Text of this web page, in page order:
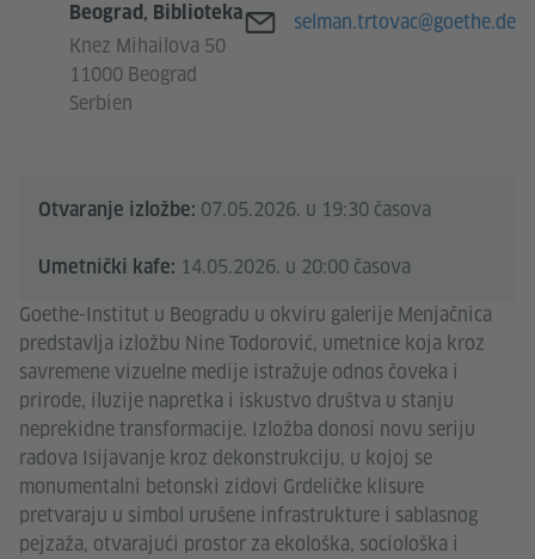
Otvaranje izložbe: 07.05.2026. u 19:30 časova
Umetnički kafe: 14.05.2026. u 20:00 časova
Goethe-Institut u Beogradu u okviru galerije Menjačnica
predstavlja izložbu Nine Todorović, umetnice koja kroz
savremene vizuelne medije istražuje odnos čoveka i
prirode, iluzije napretka i iskustvo društva u stanju
neprekidne transformacije. Izložba donosi novu seriju
radova Isijavanje kroz dekonstrukciju, u kojoj se
monumentalni betonski zidovi Grdeličke klisure
pretvaraju u simbol urušene infrastrukture i sablasnog
pejzaža, otvarajući prostor za ekološka, sociološka i
Beograd, Biblioteka
Knez Mihailova 50
11000 Beograd
Serbien
Imejl-adresa
selman.trtovac@goethe.de